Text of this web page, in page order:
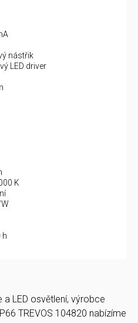
nástřik
LED driver
K
h
a LED osvětlení, výrobce
TREVOS 104820 nabízíme